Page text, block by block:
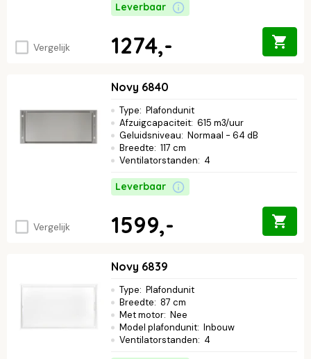
Vergelijk
Leverbaar
1274,-
Vergelijk
Novy 6840
Type: Plafondunit
Afzuigcapaciteit: 615 m3/uur
Geluidsniveau: Normaal - 64 dB
Breedte: 117 cm
Ventilatorstanden: 4
Leverbaar
1599,-
Novy 6839
Type: Plafondunit
Breedte: 87 cm
Met motor: Nee
Model plafondunit: Inbouw
Ventilatorstanden: 4